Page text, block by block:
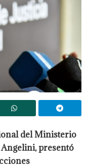
del Ministerio
presentó